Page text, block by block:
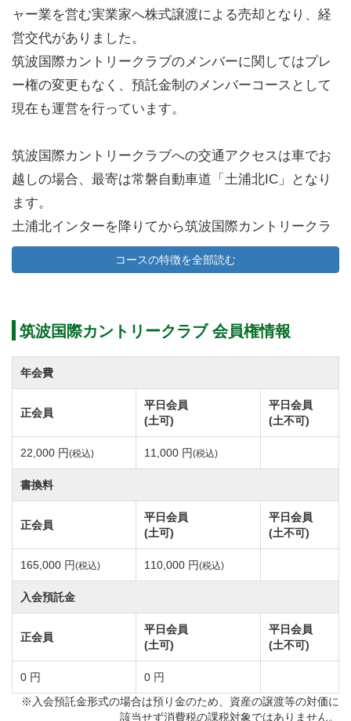
ャー業を営む実業家へ株式譲渡による売却となり、経
営交代がありました。
筑波国際カントリークラブのメンバーに関してはプレ
ー権の変更もなく、預託金制のメンバーコースとして
現在も運営を行っています。
筑波国際カントリークラブへの交通アクセスは車でお
越しの場合、最寄は常磐自動車道「土浦北IC」となり
ます。
土浦北インターを降りてから筑波国際カントリークラ
ブまでの移動距離は13km、所要時間は約20分です。
筑波国際カントリークラブは都心からの便も良く、三
可能なゴルフ場です。
電車をご利用の場合、JR常磐線「土浦駅」で下車後、
タクシーで約40分ほど移動すると筑波国際カントリー
クラブに到着します。
また、つくばエクスプレス線「つくば駅」からの移動
はタクシーまたは事前予約制の送迎にて約30分ほどで
お越し頂けます。
送迎に使用する乗用車は最大7名様までの乗用車タイプ
のため、ご利用人数は予めご相談をお願い致します。
る総ヤード数6,429yの丘陵コースです。
名峰「筑波山」の南側ふもとに展開しているコース
で、打ち上げや爽快感のある打ち下ろしなど山岳の地
形を活かした設計が施されています。
全体的に距離は短めですが、ティーグラウンドからピ
ンが見えないホールや激しいアップダウン、距離感を
コースの特徴を全部読む
筑波国際カントリークラブ 会員権情報
年会費
正会員
平日会員
(土可)
平日会員
(土不可)
22,000 円(税込) 11,000 円(税込)
書換料
正会員
平日会員
(土可)
平日会員
(土不可)
165,000 円(税込) 110,000 円(税込)
入会預託金
正会員
平日会員
(土可)
平日会員
(土不可)
0 円
0 円
※入会預託金形式の場合は預り金のため、資産の譲渡等の対価に
該当せず消費税の課税対象ではありません。